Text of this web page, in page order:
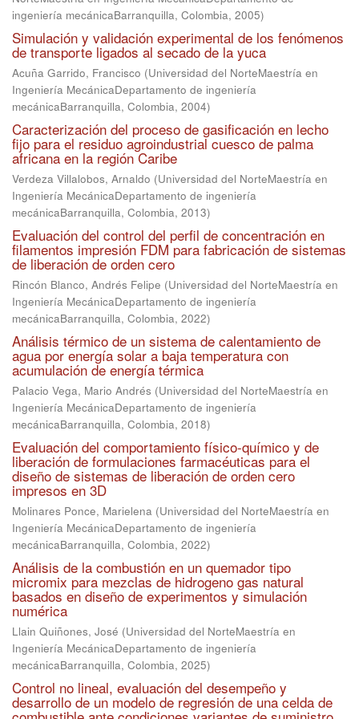
ingeniería mecánicaBarranquilla, Colombia, 2005)
Simulación y validación experimental de los fenómenos
de transporte ligados al secado de la yuca
Acuña Garrido, Francisco (Universidad del NorteMaestría en
Ingeniería MecánicaDepartamento de ingeniería
mecánicaBarranquilla, Colombia, 2004)
Caracterización del proceso de gasificación en lecho
fijo para el residuo agroindustrial cuesco de palma
africana en la región Caribe
Verdeza Villalobos, Arnaldo (Universidad del NorteMaestría en
Ingeniería MecánicaDepartamento de ingeniería
mecánicaBarranquilla, Colombia, 2013)
Evaluación del control del perfil de concentración en
filamentos impresión FDM para fabricación de sistemas
de liberación de orden cero
Rincón Blanco, Andrés Felipe (Universidad del NorteMaestría en
Ingeniería MecánicaDepartamento de ingeniería
mecánicaBarranquilla, Colombia, 2022)
Análisis térmico de un sistema de calentamiento de
agua por energía solar a baja temperatura con
acumulación de energía térmica
Palacio Vega, Mario Andrés (Universidad del NorteMaestría en
Ingeniería MecánicaDepartamento de ingeniería
mecánicaBarranquilla, Colombia, 2018)
Evaluación del comportamiento físico-químico y de
liberación de formulaciones farmacéuticas para el
diseño de sistemas de liberación de orden cero
impresos en 3D
Molinares Ponce, Marielena (Universidad del NorteMaestría en
Ingeniería MecánicaDepartamento de ingeniería
mecánicaBarranquilla, Colombia, 2022)
Análisis de la combustión en un quemador tipo
micromix para mezclas de hidrogeno gas natural
basados en diseño de experimentos y simulación
numérica
Llain Quiñones, José (Universidad del NorteMaestría en
Ingeniería MecánicaDepartamento de ingeniería
mecánicaBarranquilla, Colombia, 2025)
Control no lineal, evaluación del desempeño y
desarrollo de un modelo de regresión de una celda de